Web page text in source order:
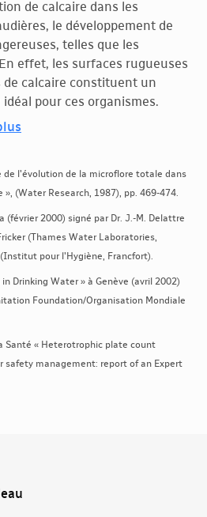
de calcaire dans les
le développement de
telles que les
effet, les surfaces rugueuses
de calcaire constituent un
pour ces organismes.
de l'évolution de la microflore totale dans
(Water Research, 1987), pp. 469-474.
(février 2000) signé par Dr. J.-M. Delattre
(Thames Water Laboratories,
pour l'Hygiène, Francfort).
Drinking Water » à Genève (avril 2002)
Foundation/Organisation Mondiale
Santé « Heterotrophic plate count
safety management: report of an Expert